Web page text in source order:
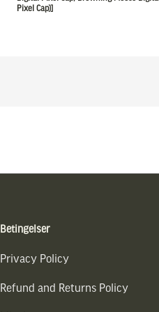
Pixel Cap)]
Betingelser
Privacy Policy
Refund and Returns Policy